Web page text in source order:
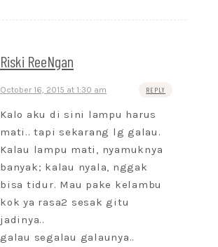
Riski ReeNgan
October 16, 2015 at 1:30 am REPLY
Kalo aku di sini lampu harus
mati.. tapi sekarang lg galau.
Kalau lampu mati, nyamuknya
banyak; kalau nyala, nggak
bisa tidur. Mau pake kelambu
kok ya rasa2 sesak gitu
jadinya..
galau segalau galaunya..